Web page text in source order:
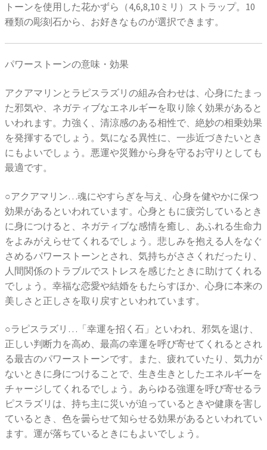
トーンを使用した花かずら（4,6,8,10ミリ）ストラップ。10
種類の彫刻石から、お好きなものが選択できます。
パワーストーンの意味・効果
アクアマリンとラピスラズリの組み合わせは、心身にたまっ
た邪気や、ネガティブなエネルギーを取り除く効果があると
いわれます。力強く、清涼感のある相性で、絶妙の相乗効果
を発揮するでしょう。気になる異性に、一歩近づきたいとき
にもよいでしょう。悪運や災難から身を守るお守りとしても
最適です。
○アクアマリン…魂にやすらぎを与え、心身を健やかに保つ
効果があるといわれています。心身ともに疲労しているとき
に身につけると、ネガティブな感情を癒し、あふれる生命力
をよみがえらせてくれるでしょう。悲しみを抱える人をなぐ
さめるパワーストーンとされ、気持ちがささくれだったり、
人間関係のトラブルでストレスを感じたときに助けてくれる
でしょう。幸福な恋愛や結婚をもたらすほか、心身に本来の
美しさと正しさを取り戻すといわれています。
○ラピスラズリ…「幸運を招く石」といわれ、邪気を退け、
正しい判断力を高め、最高の幸運を呼び寄せてくれるとされ
る最古のパワーストーンです。また、疲れていたり、気力が
ないときに身につけることで、生き生きとしたエネルギーを
チャージしてくれるでしょう。あらゆる強運を呼び寄せるラ
ピスラズリは、持ち主に災いが迫っているときや健康を害し
ているとき、色を曇らせて知らせる効果があるといわれてい
ます。運が落ちているときにもよいでしょう。